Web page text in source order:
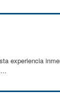
experiencia